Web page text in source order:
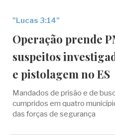
"Lucas 3:14"
Operação prende
suspeitos
e pistolagem no ES
Mandados de prisão e de
cumpridos em quatro
das forças de segurança